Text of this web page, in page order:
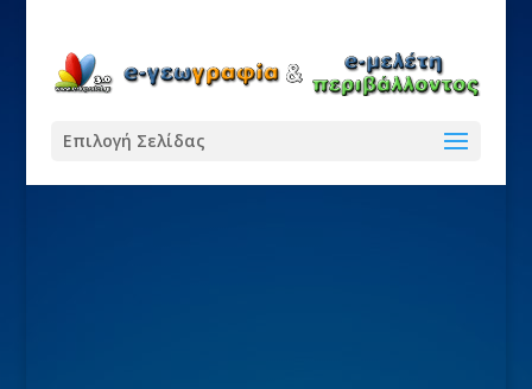
Επιλογή Σελίδας